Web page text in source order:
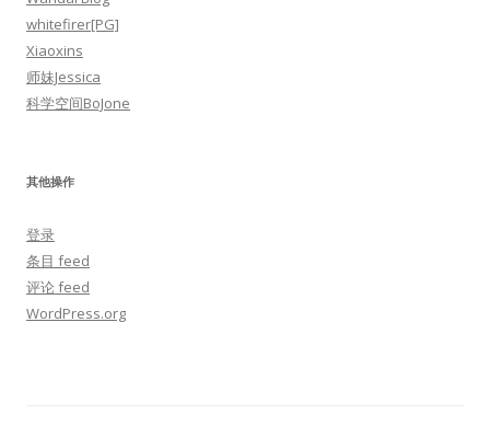
whitefirer[PG]
Xiaoxins
师妹Jessica
科学空间BoJone
其他操作
登录
条目 feed
评论 feed
WordPress.org